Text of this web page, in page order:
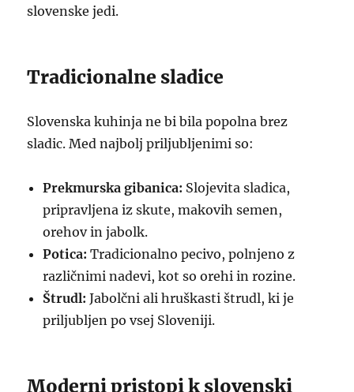
slovenske jedi.
Tradicionalne sladice
Slovenska kuhinja ne bi bila popolna brez
sladic. Med najbolj priljubljenimi so:
Prekmurska gibanica: Slojevita sladica,
pripravljena iz skute, makovih semen,
orehov in jabolk.
Potica: Tradicionalno pecivo, polnjeno z
različnimi nadevi, kot so orehi in rozine.
Štrudl: Jabolčni ali hruškasti štrudl, ki je
priljubljen po vsej Sloveniji.
Moderni pristopi k slovenski